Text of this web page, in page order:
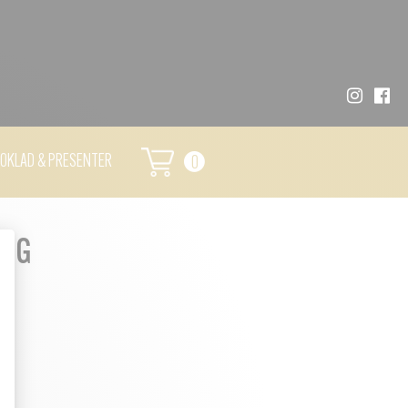
& PRESENTER 0